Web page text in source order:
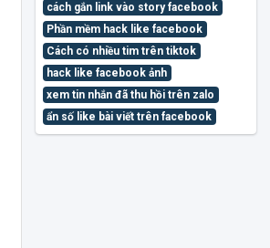
cách gắn link vào story facebook
Phần mềm hack like facebook
Cách có nhiều tim trên tiktok
hack like facebook ảnh
xem tin nhắn đã thu hồi trên zalo
ẩn số like bài viết trên facebook